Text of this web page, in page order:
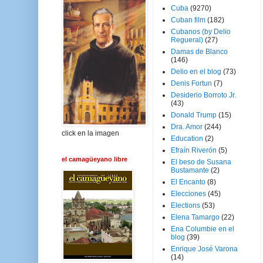
click en la imagen
el camagüeyano libre
Cuba (9270)
Cuban film (182)
Cubanos (by Delio
Regueral) (27)
Damas de Blanco
(146)
Delio en el blog (73)
Denis Fortun (7)
Desiderio Borroto Jr.
(43)
Donald Trump (15)
Dra. Amor (244)
Education (2)
Efraín Riverón (5)
El beso de Susana
Bustamante (2)
El Encanto (8)
Elecciones (45)
Elections (53)
Elena Tamargo (22)
Ena Columbie en el
blog (39)
Enrique José Varona
(14)